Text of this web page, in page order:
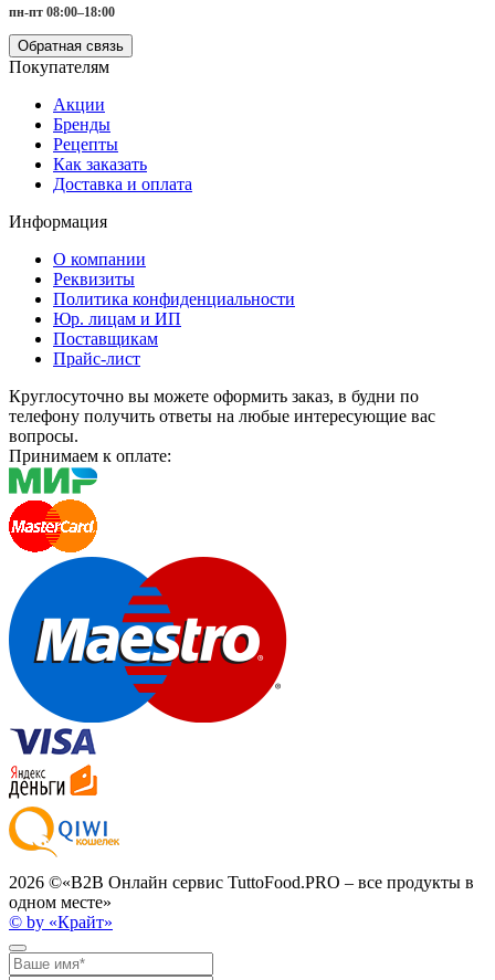
пн-пт 08:00–18:00
Обратная связь
Покупателям
Акции
Бренды
Рецепты
Как заказать
Доставка и оплата
Информация
О компании
Реквизиты
Политика конфиденциальности
Юр. лицам и ИП
Поставщикам
Прайс-лист
Круглосуточно вы можете оформить заказ, в будни по
телефону получить ответы на любые интересующие вас
вопросы.
Принимаем к оплате:
2026 ©«B2B Онлайн сервис TuttoFood.PRO – все продукты в
одном месте»
© by «Крайт»